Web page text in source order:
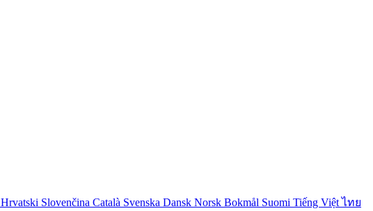
Hrvatski Slovenčina Català Svenska Dansk Norsk Bokmål Suomi Tiếng Việtไทย